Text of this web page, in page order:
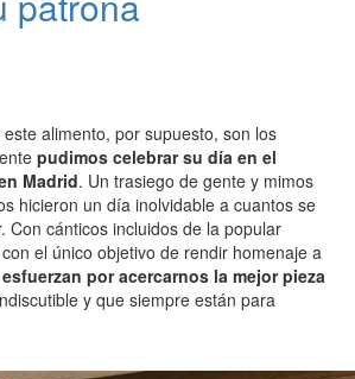
alimento, por supuesto, son los
pudimos celebrar su día en el
Madrid. Un trasiego de gente y mimos
hicieron un día inolvidable a cuantos se
Con cánticos incluidos de la popular
el único objetivo de rendir homenaje a
por acercarnos la mejor pieza
y que siempre están para